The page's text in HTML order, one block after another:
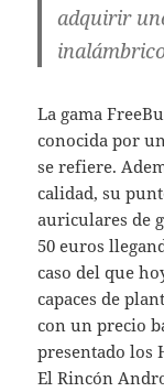
adquirir
La gama
conocida por
se refiere.
calidad, su
auriculares de
50 euros
caso del que
capaces de
con un precio
presentado los
El Rincón